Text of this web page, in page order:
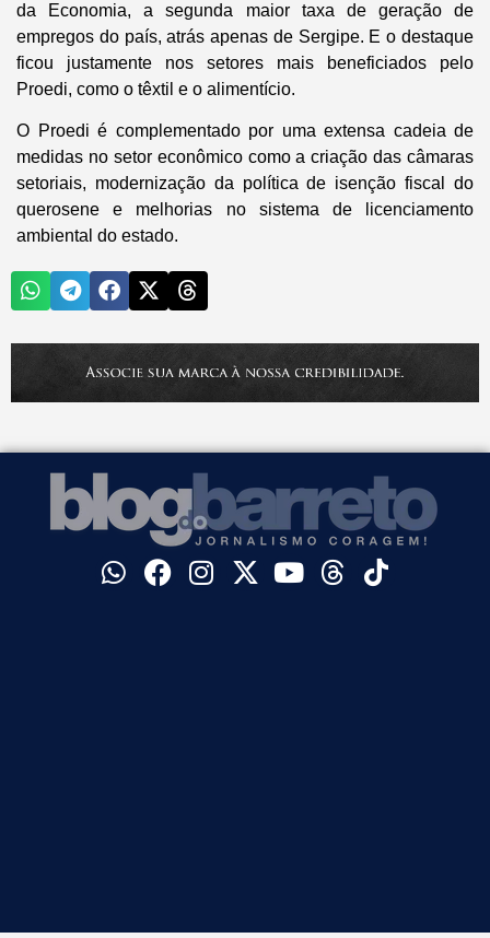
da Economia, a segunda maior taxa de geração de
empregos do país, atrás apenas de Sergipe. E o destaque
ficou justamente nos setores mais beneficiados pelo
Proedi, como o têxtil e o alimentício.
O Proedi é complementado por uma extensa cadeia de
medidas no setor econômico como a criação das câmaras
setoriais, modernização da política de isenção fiscal do
querosene e melhorias no sistema de licenciamento
ambiental do estado.